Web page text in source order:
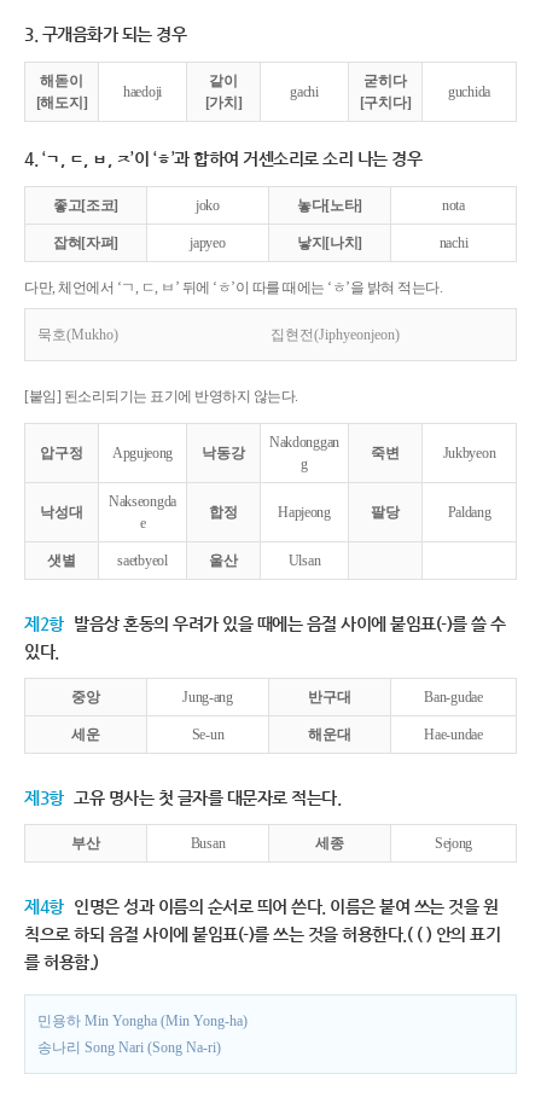
3. 구개음화가 되는 경우
해돋이
[해도지]
haedoji
같이
[가치]
gachi
굳히다
[구치다]
guchida
4. ‘ㄱ, ㄷ, ㅂ, ㅈ’이 ‘ㅎ’과 합하여 거센소리로 소리 나는 경우
좋고[조코] joko 놓다[노타] nota
잡혀[자펴] japyeo 낳지[나치] nachi
다만, 체언에서 ‘ㄱ, ㄷ, ㅂ’ 뒤에 ‘ㅎ’이 따를 때에는 ‘ㅎ’을 밝혀 적는다.
묵호(Mukho) 집현전(Jiphyeonjeon)
[붙임] 된소리되기는 표기에 반영하지 않는다.
압구정 Apgujeong 낙동강
Nakdonggan
g
죽변 Jukbyeon
낙성대
Nakseongda
e
합정 Hapjeong 팔당 Paldang
샛별 saetbyeol 울산 Ulsan
제2항 발음상 혼동의 우려가 있을 때에는 음절 사이에 붙임표(-)를 쓸 수
있다.
중앙 Jung-ang 반구대 Ban-gudae
세운 Se-un 해운대 Hae-undae
제3항 고유 명사는 첫 글자를 대문자로 적는다.
부산 Busan 세종 Sejong
제4항 인명은 성과 이름의 순서로 띄어 쓴다. 이름은 붙여 쓰는 것을 원
칙으로 하되 음절 사이에 붙임표(-)를 쓰는 것을 허용한다.( ( ) 안의 표기
를 허용함.)
민용하 Min Yongha (Min Yong-ha)
송나리 Song Nari (Song Na-ri)